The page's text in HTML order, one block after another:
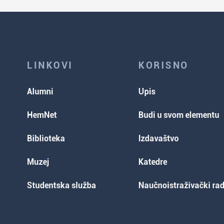
LINKOVI
Alumni
HemNet
Biblioteka
Muzej
Studentska služba
KORISNO
Upis
Budi u svom elementu
Izdavaštvo
Katedre
Naučnoistraživački rad